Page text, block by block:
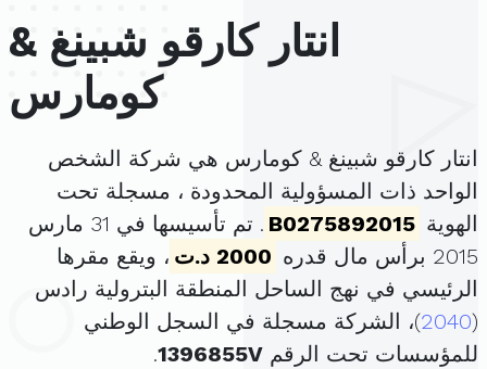
انتار كارقو شبينغ &
كومارس
انتار كارقو شبينغ & كومارس هي شركة الشخص
الواحد ذات المسؤولية المحدودة ، مسجلة تحت
الهوية B0275892015
. تم تأسيسها في 31 مارس
2015 برأس مال قدره
2000 د.ت
، ويقع مقرها
الرئيسي في نهج الساحل المنطقة البترولية رادس
(
2040)، الشركة مسجلة في السجل الوطني
للمؤسسات تحت الرقم 1396855V
.